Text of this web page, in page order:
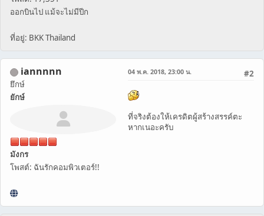
ออกบินไป แม้จะไม่มีปีก
ที่อยู่: BKK Thailand
iannnnn
ยึกษ์
ยักษ์
มังกร
โพสต์: ฉันรักคอมพิวเตอร์!!
#2
04 พ.ค. 2018, 23:00 น.
ที่จริงต้องให้เครดิตผู้สร้างสรรค์ตะ
หากเนอะครับ